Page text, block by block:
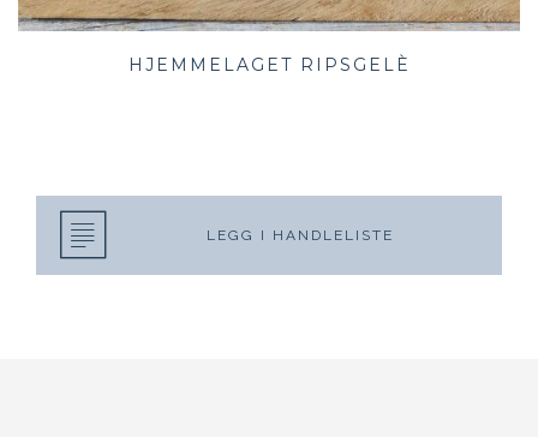
HJEMMELAGET RIPSGELÈ
LEGG I HANDLELISTE